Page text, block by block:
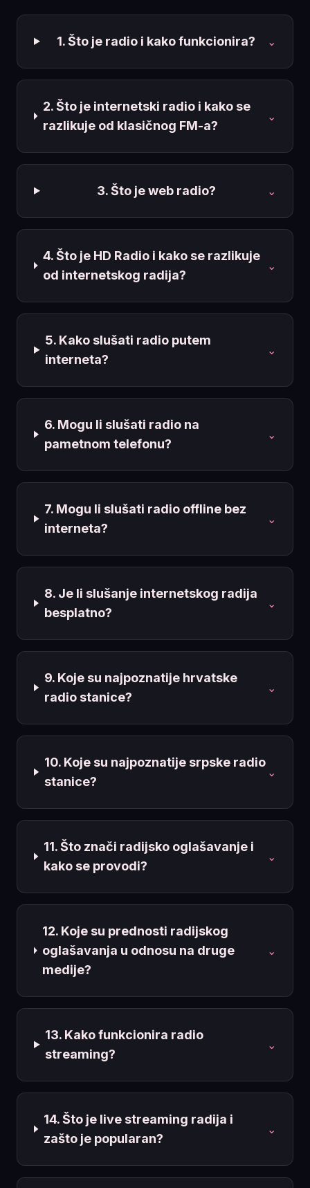
1. Što je radio i kako funkcionira? ⌄
2. Što je internetski radio i kako se
razlikuje od klasičnog FM-a?
⌄
3. Što je web radio? ⌄
4. Što je HD Radio i kako se razlikuje
od internetskog radija?
⌄
5. Kako slušati radio putem
interneta?
⌄
6. Mogu li slušati radio na
pametnom telefonu?
⌄
7. Mogu li slušati radio offline bez
interneta?
⌄
8. Je li slušanje internetskog radija
besplatno?
⌄
9. Koje su najpoznatije hrvatske
radio stanice?
⌄
10. Koje su najpoznatije srpske radio
stanice?
⌄
11. Što znači radijsko oglašavanje i
kako se provodi?
⌄
12. Koje su prednosti radijskog
oglašavanja u odnosu na druge
medije?
⌄
13. Kako funkcionira radio
streaming?
⌄
14. Što je live streaming radija i
zašto je popularan?
⌄